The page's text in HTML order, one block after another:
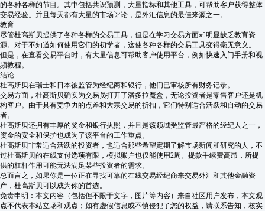
的各种各样的节目。其中包括共识预测，大量指标和其他工具，可帮助客户获得整体
交易经验。并且每天都有大量的市场评论，是外汇信息的最佳来源之一。
教育
尽管杜高斯贝提供了各种各样的交易工具，但是在学习交易方面却明显缺乏教育资
源。对于不知道如何使用它们的初学者，这使各种各样的交易工具变得毫无意义。
但是，在查看交易平台时，有大量信息可帮助客户使用平台，例如快速入门手册和视
频教程。
结论
杜高斯贝在瑞士和日本被监管为经纪商和银行，他们已审核所有财务记录。
交易方面，杜高斯贝确实为交易员打开了潘多拉魔盒，无论投资者是零售客户还是机
构客户。由于具有竞争力的点差和大宗交易的折扣，它们特别适合活跃和自动的交易
者。
杜高斯贝还拥有丰厚的奖金和银行执照，并且是该领域受监管最严格的经纪人之一，
资金的安全和保护也成为了该平台的工作重点。
杜高斯贝非常适合活跃的投资者，也适合那些希望定期了解市场新闻和研究的人，不
过杜高斯贝的在线支付选项有限，模拟账户也仅能使用2周。提款手续费高昂，所提
供的杠杆作用可能无法满足某些投资者的需求。
总而言之，如果你是一位正在寻找可靠的在线交易经纪商来交易外汇和其他金融资
产，杜高斯贝可以成为你的首选。
免责申明：本文内容（包括但不限于文字，图片等内容）来自社区用户发布，本文观
点不代表本站立场和观点；如有虚假信息或不慎侵犯了您的权益，请联系告知，核实